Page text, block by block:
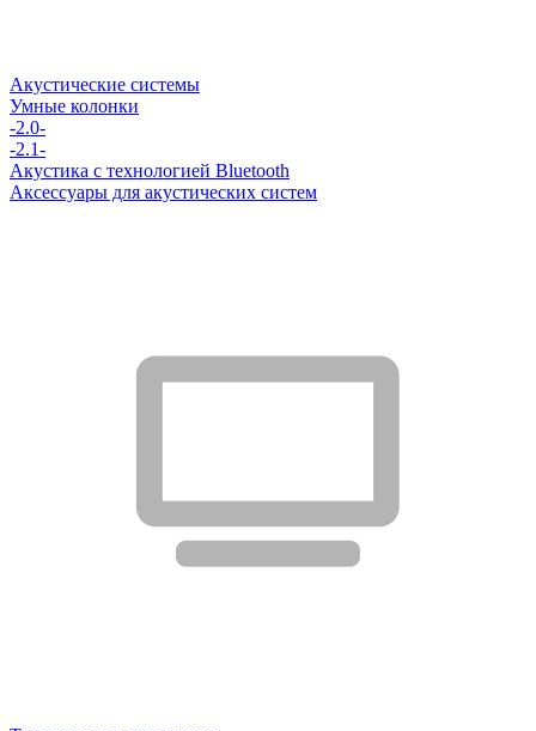
Акустические системы
Умные колонки
-2.0-
-2.1-
Акустика с технологией Bluetooth
Аксессуары для акустических систем